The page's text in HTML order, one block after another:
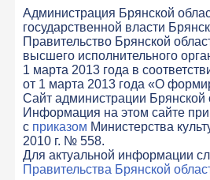
Администрация Брянской
государственной власти
Правительство Брянской
высшего исполнительного
1 марта 2013 года в
от 1 марта 2013 года «О
Cайт администрации Брянской
Информация на этом сайте
с приказом Министерства
2010 г. № 558.
Для актуальной информации
Правительства Брянской